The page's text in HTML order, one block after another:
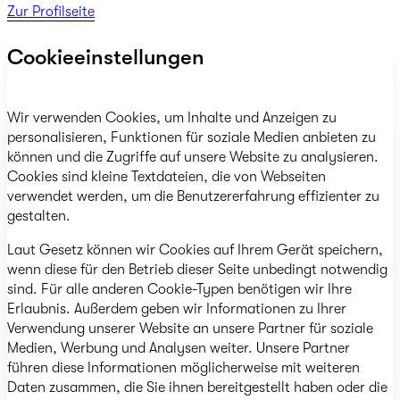
Zur Profilseite
Cookieeinstellungen
Wir verwenden Cookies, um Inhalte und Anzeigen zu
personalisieren, Funktionen für soziale Medien anbieten zu
können und die Zugriffe auf unsere Website zu analysieren.
Cookies sind kleine Textdateien, die von Webseiten
verwendet werden, um die Benutzererfahrung effizienter zu
gestalten.
Laut Gesetz können wir Cookies auf Ihrem Gerät speichern,
wenn diese für den Betrieb dieser Seite unbedingt notwendig
sind. Für alle anderen Cookie-Typen benötigen wir Ihre
Erlaubnis. Außerdem geben wir Informationen zu Ihrer
Verwendung unserer Website an unsere Partner für soziale
Medien, Werbung und Analysen weiter. Unsere Partner
führen diese Informationen möglicherweise mit weiteren
Daten zusammen, die Sie ihnen bereitgestellt haben oder die